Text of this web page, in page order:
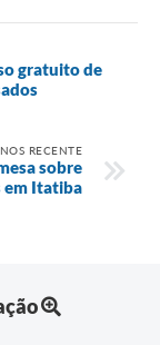
gratuito de
RECENTE
sobre
em Itatiba